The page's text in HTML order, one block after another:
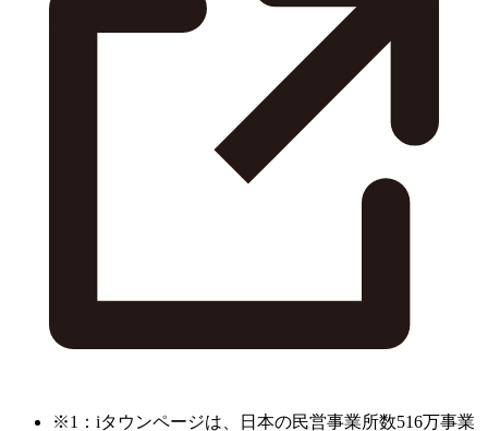
※1：iタウンページは、日本の民営事業所数516万事業